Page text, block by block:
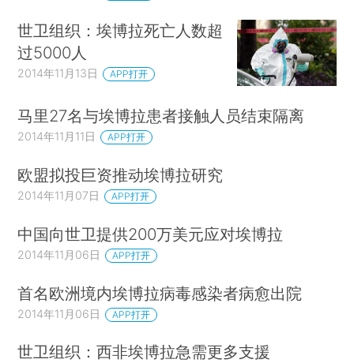
世卫组织：埃博拉死亡人数超
过5000人
2014年11月13日 APP打开
马里27名与埃博拉患者接触人员结束隔离
2014年11月11日 APP打开
欧盟拟投巨资推动埃博拉研究
2014年11月07日 APP打开
中国向世卫提供200万美元应对埃博拉
2014年11月06日 APP打开
首名欧洲境内埃博拉病毒感染者病愈出院
2014年11月06日 APP打开
世卫组织：西非埃博拉急需更多支援